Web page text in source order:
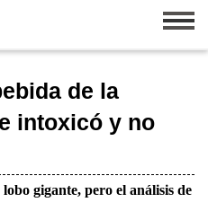
de la
intoxicó y no
gigante, pero el análisis de